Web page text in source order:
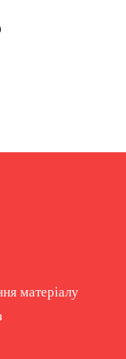
матеріалу